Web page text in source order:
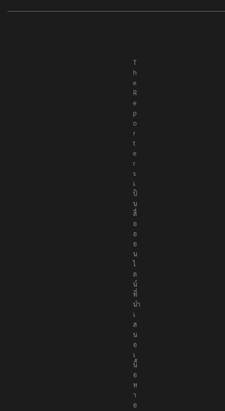
T
h
e
R
e
p
o
r
t
e
r
s
เ
ป็
น
สื่
อ
อ
อ
น
ไ
ล
น์
ที่
นำ
เ
ส
น
อ
เ
นื้
อ
ห
า
อ